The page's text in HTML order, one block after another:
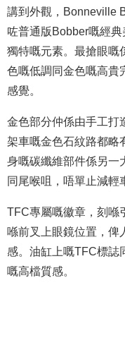
講到外觀，Bonneville
咗普通版Bobber嘅經
獨特嘅元素。最搶眼嘅
色嘅低調同金色嘅高貴
感覺。
金色部分仲係由手工打
架車嘅金色石紋路都略
身嘅碳纖維部件係另一
同尾喉咀，唔單止減輕
TFC專屬嘅徽章，刻喺
喺前叉上眼鏡位置，俾
感。油缸上嘅TFC標誌
嘅高檔質感。